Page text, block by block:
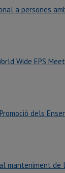
a persones
Wide EPS
dels
manteniment